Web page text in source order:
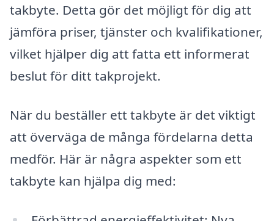
takbyte. Detta gör det möjligt för dig att
jämföra priser, tjänster och kvalifikationer,
vilket hjälper dig att fatta ett informerat
beslut för ditt takprojekt.
När du beställer ett takbyte är det viktigt
att överväga de många fördelarna detta
medför. Här är några aspekter som ett
takbyte kan hjälpa dig med: